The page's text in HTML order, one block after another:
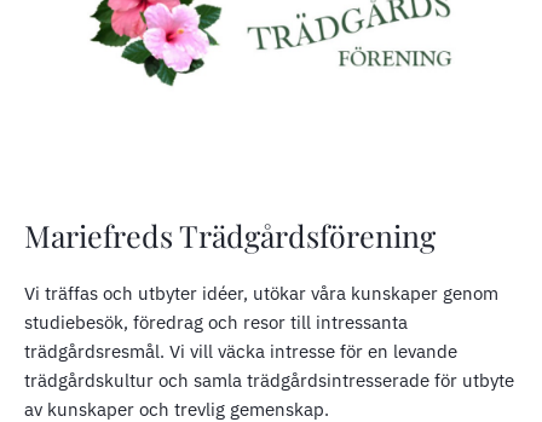
Mariefreds Trädgårdsförening
Vi träffas och utbyter idéer, utökar våra kunskaper genom
studiebesök, föredrag och resor till intressanta
trädgårdsresmål. Vi vill väcka intresse för en levande
trädgårdskultur och samla trädgårdsintresserade för utbyte
av kunskaper och trevlig gemenskap.